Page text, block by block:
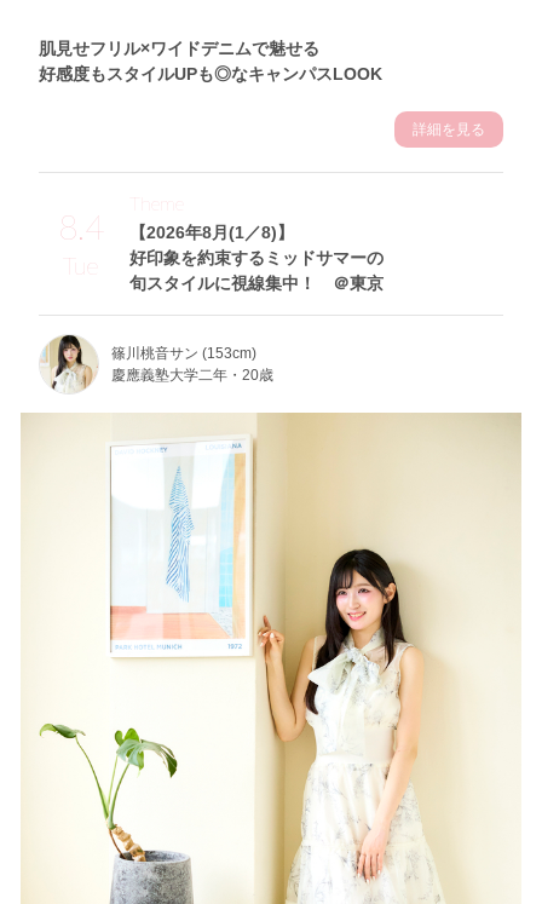
肌見せフリル×ワイドデニムで魅せる
好感度もスタイルUPも◎なキャンパスLOOK
詳細を見る
8.4
Tue
【2026年8月(1／8)】
好印象を約束するミッドサマーの
旬スタイルに視線集中！ ＠東京
Theme
篠川桃音サン (153cm)
慶應義塾大学二年・20歳